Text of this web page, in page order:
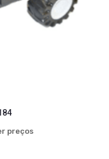
preços